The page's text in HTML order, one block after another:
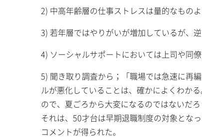
2) 中高年齢層の仕事ストレスは量的なもの
3) 若年層ではやりがいが増加しているが、
4) ソーシャルサポートにおいては上司や同
5) 聞き取り調査から；「職場では急速に再
ルが悪化していることは、確かによくわか
ので、夏ごろから大変になるのではないだ
それは、50才台は早期退職制度の対象とな
コメントが得られた。